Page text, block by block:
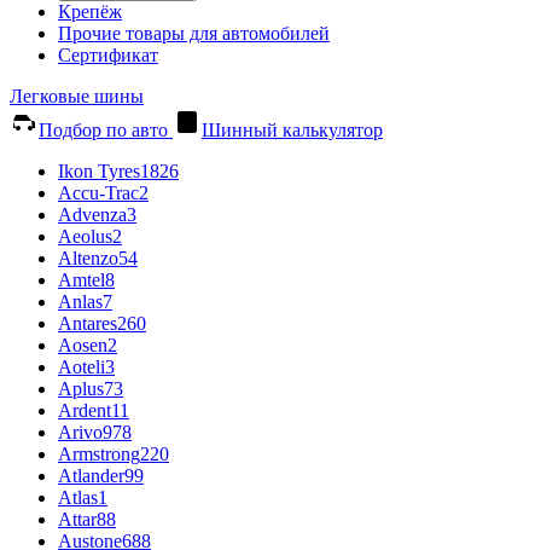
Крепёж
Прочие товары для автомобилей
Сертификат
Легковые шины
Подбор по авто
Шинный калькулятор
Ikon Tyres1826
Accu-Trac2
Advenza3
Aeolus2
Altenzo54
Amtel8
Anlas7
Antares260
Aosen2
Aoteli3
Aplus73
Ardent11
Arivo978
Armstrong220
Atlander99
Atlas1
Attar88
Austone688